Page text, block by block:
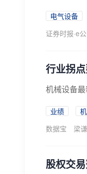
电气设备
证券时报·e
行业拐
机械设备
业绩
数据宝
梁
股权交